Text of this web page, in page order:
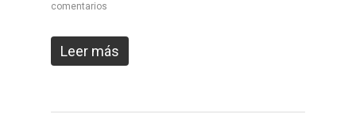
comentarios
Leer más